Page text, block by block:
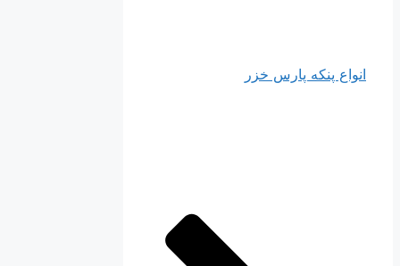
انواع پنکه پارس خزر